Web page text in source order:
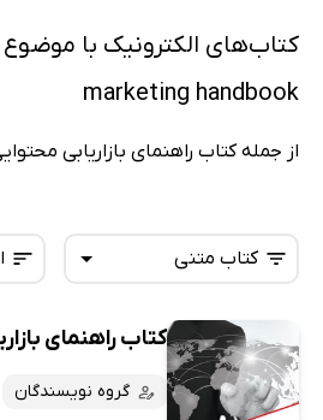
marketing handbook
از جمله کتاب راهنمای بازاریابی
کتاب متنی
همه کتاب‌ها
کتاب‌های صوتی
کتاب راهنمای
گروه نویسندگان